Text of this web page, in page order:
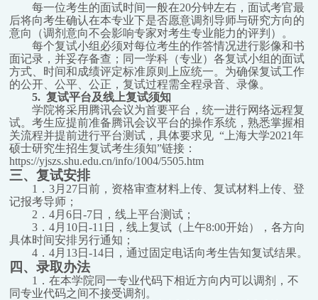
每一位考生的面试时间一般在20分钟左右，面试考官最
后将向考生确认在本专业下是否愿意调剂导师与研究方向的
意向（调剂意向不会影响专家对考生专业能力的评判）。
每个复试小组必须对每位考生的作答情况进行影像和书
面记录，并妥存备查；同一学科（专业）各复试小组的面试
方式、时间和成绩评定标准原则上应统一。为确保复试工作
的公开、公平、公正，复试过程需全程录音、录像。
5. 复试平台及线上复试须知
学院将采用腾讯会议为首要平台，统一进行网络远程复
试。考生应提前准备腾讯会议平台的操作系统，熟悉掌握相
关流程并提前进行平台测试，具体要求见 “上海大学2021年
硕士研究生招生复试考生须知”链接：
https://yjszs.shu.edu.cn/info/1004/5505.htm
三、复试安排
1 ．3月27日前，资格审查材料上传、复试材料上传、登
记报考导师；
2 ．4月6日-7日，线上平台测试；
3 ．4月10日-11日，线上复试（上午8:00开始），各方向
具体时间安排另行通知；
4 ．4月13日-14日，通过固定电话向考生告知复试结果。
四、录取办法
1 ．在本学院同一专业代码下相近方向内可以调剂，不
同专业代码之间不接受调剂。